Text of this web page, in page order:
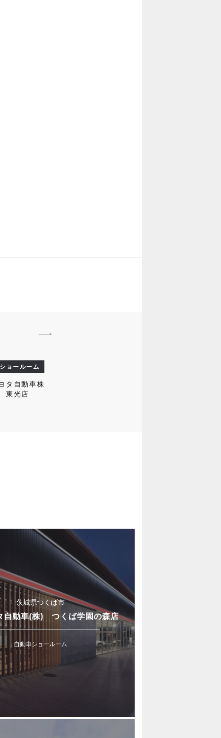
ョールーム
タ自動車株
東光店
茨城県つくば市
自動車(株) つくば学園の森店
自動車ショールーム